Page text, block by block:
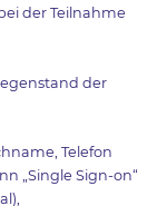
der Teilnahme
der
Telefon
„Single Sign-on“